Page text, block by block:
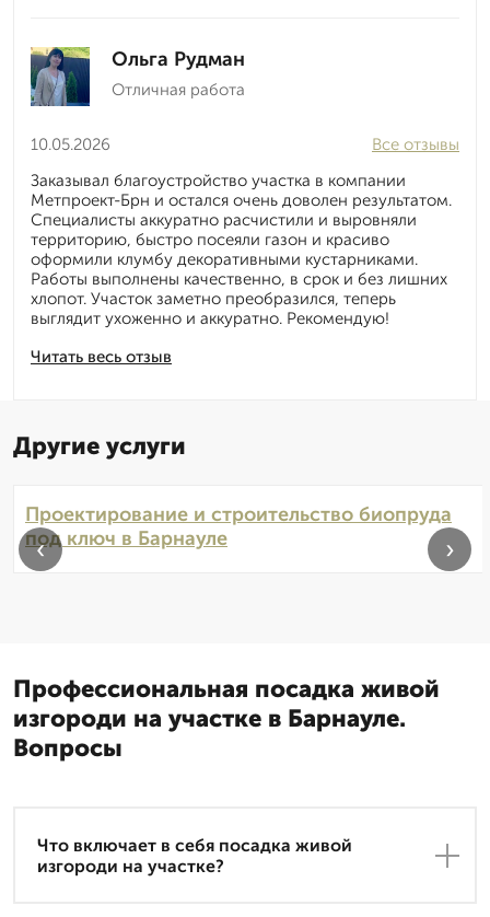
Ольга Рудман
Отличная работа
10.05.2026
Читать весь отзыв
Все отзывы
Заказывал благоустройство участка в компании
Метпроект-Брн и остался очень доволен результатом.
Специалисты аккуратно расчистили и выровняли
территорию, быстро посеяли газон и красиво
оформили клумбу декоративными кустарниками.
Работы выполнены качественно, в срок и без лишних
хлопот. Участок заметно преобразился, теперь
выглядит ухоженно и аккуратно. Рекомендую!
Другие услуги
Проектирование и строительство биопруда
под ключ в Барнауле
‹ ›
Профессиональная посадка живой
изгороди на участке в Барнауле.
Вопросы
Что включает в себя посадка живой
изгороди на участке?